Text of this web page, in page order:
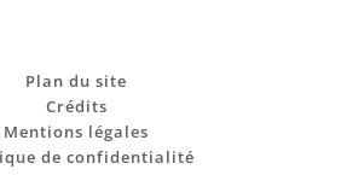
Plan du site
Crédits
Mentions légales
de confidentialité